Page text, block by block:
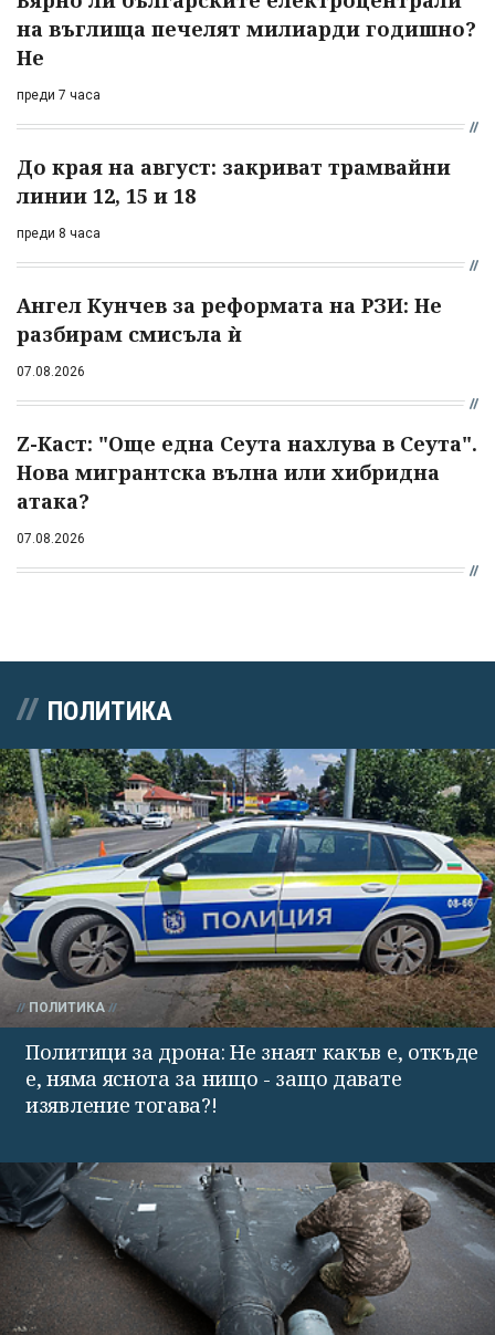
на въглища печелят милиарди годишно?
Не
преди 7 часа
До края на август: закриват трамвайни
линии 12, 15 и 18
преди 8 часа
Ангел Кунчев за реформата на РЗИ: Не
разбирам смисъла ѝ
07.08.2026
Z-Каст: "Още една Сеута нахлува в Сеута".
Нова мигрантска вълна или хибридна
атака?
07.08.2026
ПОЛИТИКА
ПОЛИТИКА
Политици за дрона: Не знаят какъв е, откъде
е, няма яснота за нищо - защо давате
изявление тогава?!